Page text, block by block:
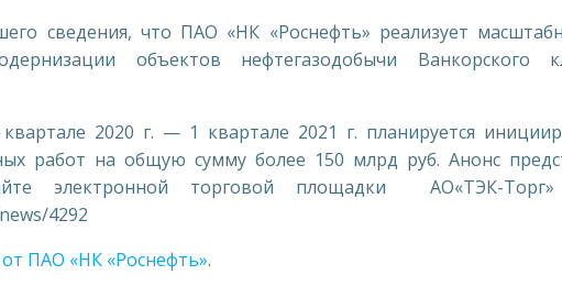
сведения, что ПАО «НК «Роснефть» реализует
объектов нефтегазодобычи Ванкорского
2020 г. — 1 квартале 2021 г. планируется
работ на общую сумму более 150 млрд руб. Анонс
электронной торговой площадки АО«ТЭК-
4292
ПАО «НК «Роснефть».